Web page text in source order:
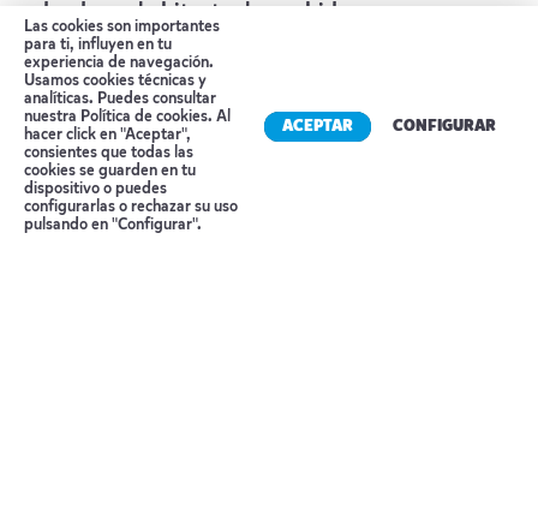
donde sus habitantes han sabido preservar su
cultura, religión, tradiciones y ceremonias
Diolas. Comeremos en el campamento Le
Lamantine. Este lugar nos permitirá descubrir la
vida tradicional de un auténtico pueblo Diola y
su cultura animista. Por la tarde realizaremos una
excursión por el bosqueReserva tu cita
Las cookies son importantes
para ti, influyen en tu
experiencia de navegación.
Usamos cookies técnicas y
analíticas. Puedes consultar
nuestra Política de cookies. Al
hacer click en "Aceptar",
consientes que todas las
cookies se guarden en tu
dispositivo o puedes
configurarlas o rechazar su uso
pulsando en "Configurar".
ACEPTAR CONFIGURAR